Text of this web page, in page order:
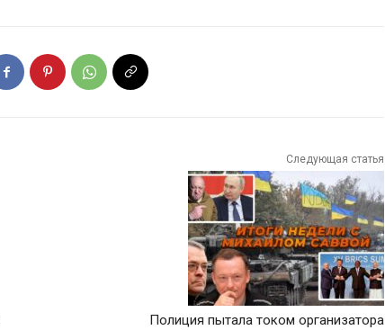
Следующая статья
Полиция пытала током организатора